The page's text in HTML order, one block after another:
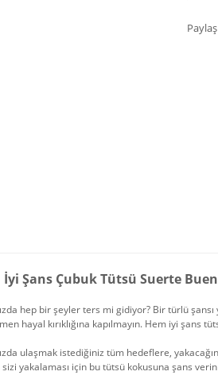
İyi Şans Çubuk Tütsü Suerte
hep bir şeyler ters mi gidiyor? Bir türlü
hayal kırıklığına kapılmayın. Hem iyi şans
ulaşmak istediğiniz tüm hedeflere,
yakalaması için bu tütsü kokusuna şans verin